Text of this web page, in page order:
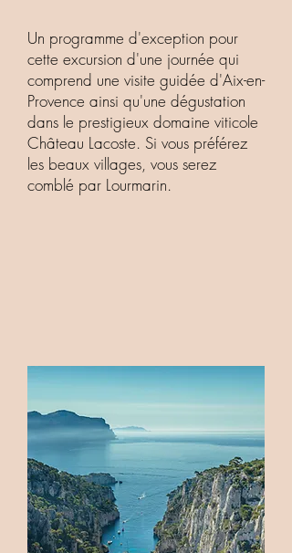
Un programme d'exception pour
cette excursion d'une journée qui
comprend une visite guidée d'Aix-en-
Provence ainsi qu'une dégustation
dans le prestigieux domaine viticole
Château Lacoste. Si vous préférez
les beaux villages, vous serez
comblé par Lourmarin.